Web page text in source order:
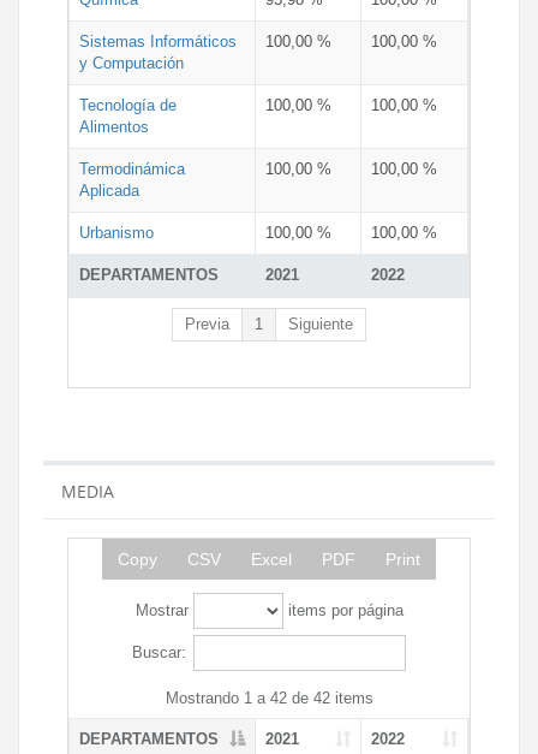
DEPARTAMENTOS 2021 2022
Sistemas Informáticos
y Computación
100,00 % 100,00 %
Tecnología de
Alimentos
100,00 % 100,00 %
Termodinámica
Aplicada
100,00 % 100,00 %
Urbanismo 100,00 % 100,00 %
Previa 1 Siguiente
MEDIA
Copy CSV Excel PDF Print
Mostrar items por página
Buscar:
Mostrando 1 a 42 de 42 items
DEPARTAMENTOS 2021 2022